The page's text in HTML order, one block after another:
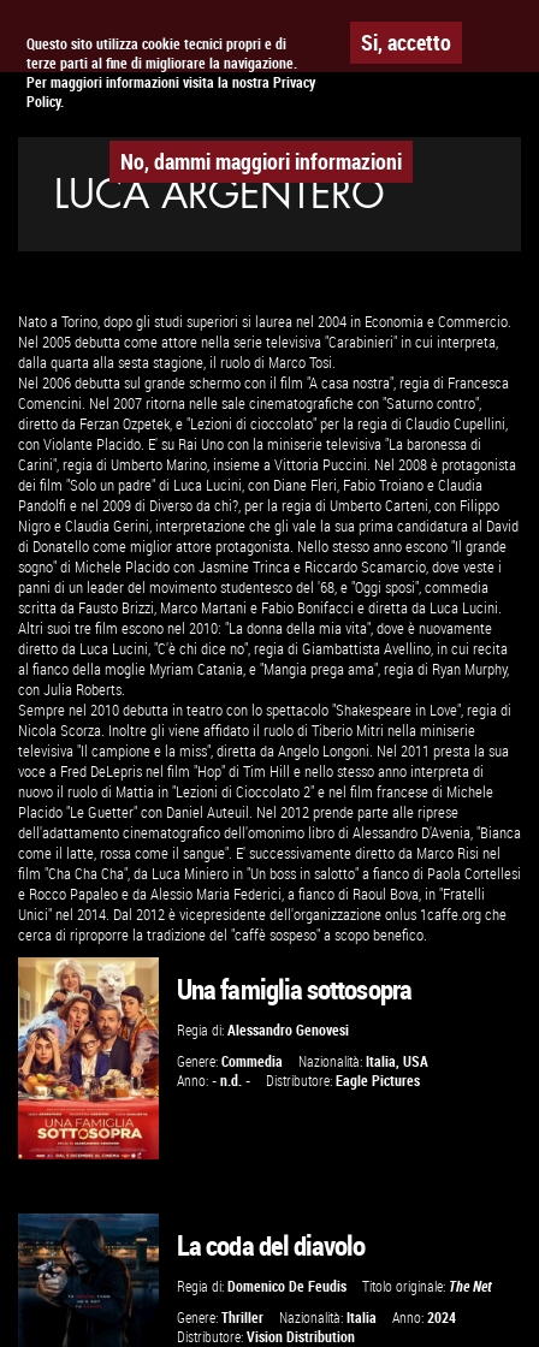
Questo sito utilizza cookie tecnici propri e di
terze parti al fine di migliorare la navigazione.
Per maggiori informazioni visita la nostra Privacy
Policy.
Si, accetto
No, dammi maggiori informazioni
APPUNTAMENTO AL CINEMA
LUCA ARGENTERO
Nato a Torino, dopo gli studi superiori si laurea nel 2004 in Economia e Commercio.
Nel 2005 debutta come attore nella serie televisiva "Carabinieri" in cui interpreta,
dalla quarta alla sesta stagione, il ruolo di Marco Tosi.
Nel 2006 debutta sul grande schermo con il film "A casa nostra", regia di Francesca
Comencini. Nel 2007 ritorna nelle sale cinematografiche con "Saturno contro",
diretto da Ferzan Ozpetek, e "Lezioni di cioccolato" per la regia di Claudio Cupellini,
con Violante Placido. E' su Rai Uno con la miniserie televisiva "La baronessa di
Carini", regia di Umberto Marino, insieme a Vittoria Puccini. Nel 2008 è protagonista
dei film "Solo un padre" di Luca Lucini, con Diane Fleri, Fabio Troiano e Claudia
Pandolfi e nel 2009 di Diverso da chi?, per la regia di Umberto Carteni, con Filippo
Nigro e Claudia Gerini, interpretazione che gli vale la sua prima candidatura al David
di Donatello come miglior attore protagonista. Nello stesso anno escono "Il grande
sogno" di Michele Placido con Jasmine Trinca e Riccardo Scamarcio, dove veste i
panni di un leader del movimento studentesco del '68, e "Oggi sposi", commedia
scritta da Fausto Brizzi, Marco Martani e Fabio Bonifacci e diretta da Luca Lucini.
Altri suoi tre film escono nel 2010: "La donna della mia vita", dove è nuovamente
diretto da Luca Lucini, "C'è chi dice no", regia di Giambattista Avellino, in cui recita
al fianco della moglie Myriam Catania, e "Mangia prega ama", regia di Ryan Murphy,
con Julia Roberts.
Sempre nel 2010 debutta in teatro con lo spettacolo "Shakespeare in Love", regia di
Nicola Scorza. Inoltre gli viene affidato il ruolo di Tiberio Mitri nella miniserie
televisiva "Il campione e la miss", diretta da Angelo Longoni. Nel 2011 presta la sua
voce a Fred DeLepris nel film "Hop" di Tim Hill e nello stesso anno interpreta di
nuovo il ruolo di Mattia in "Lezioni di Cioccolato 2" e nel film francese di Michele
Placido "Le Guetter" con Daniel Auteuil. Nel 2012 prende parte alle riprese
dell'adattamento cinematografico dell'omonimo libro di Alessandro D'Avenia, "Bianca
come il latte, rossa come il sangue". E' successivamente diretto da Marco Risi nel
film "Cha Cha Cha", da Luca Miniero in "Un boss in salotto" a fianco di Paola Cortellesi
e Rocco Papaleo e da Alessio Maria Federici, a fianco di Raoul Bova, in "Fratelli
Unici" nel 2014. Dal 2012 è vicepresidente dell'organizzazione onlus 1caffe.org che
cerca di riproporre la tradizione del "caffè sospeso" a scopo benefico.
GUARDA IL TRAILER
VAI ALLA SCHEDA
Una famiglia sottosopra
Regia di:Alessandro Genovesi
Genere:Commedia Nazionalità:Italia,USA
Anno:- n.d. - Distributore:Eagle Pictures
La coda del diavolo
Regia di:Domenico De Feudis Titolo originale: The Net
Genere:Thriller Nazionalità:Italia Anno:2024
Distributore:Vision Distribution